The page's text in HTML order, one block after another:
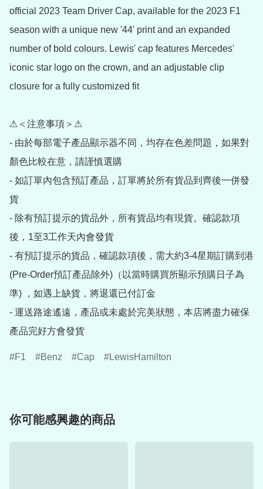
official 2023 Team Driver Cap, available for the 2023 F1
season with a unique new '44' print and an expanded
number of bold colours. Lewis' cap features Mercedes'
iconic star logo on the crown, and an adjustable clip
closure for a fully customized fit
⚠＜注意事項＞⚠
- 由於每部電子產品顯示器不同，均存在色差問題，如果對
顏色比較在意，請謹慎選購
- 如訂單內包含預訂產品，訂單將於所有貨品到齊後一併發
貨
- 除有預訂提示的貨品外，所有貨品均有現貨。確認款項
後，1至3工作天內會發貨
- 有預訂提示的貨品，確認款項後，需大約3-4星期訂購到港
(Pre-Order預訂產品除外)（以當時購買所顯示預購日子為
準) ，如遇上缺貨，將退還已付訂金
- 運送路途遙遠，產品或未處於完美狀態，本店將盡力確保
產品完好方會發貨
F1 Benz Cap LewisHamilton
你可能感興趣的商品